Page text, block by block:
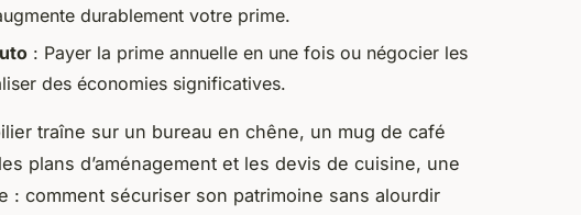
durablement votre prime.
: Payer la prime annuelle en une fois ou négocier les
des économies significatives.
traîne sur un bureau en chêne, un mug de café
plans d’aménagement et les devis de cuisine, une
: comment sécuriser son patrimoine sans alourdir